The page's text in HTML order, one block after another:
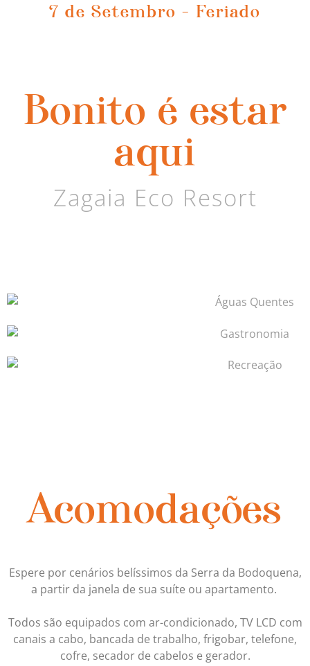
7 de Setembro - Feriado
Bonito é estar
aqui
Zagaia Eco Resort
Acomodações
Espere por cenários belíssimos da Serra da Bodoquena,
a partir da janela de sua suíte ou apartamento.
Todos são equipados com ar-condicionado, TV LCD com
canais a cabo, bancada de trabalho, frigobar, telefone,
cofre, secador de cabelos e gerador.